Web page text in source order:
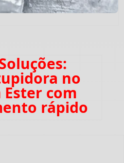
no
Ester com
rápido